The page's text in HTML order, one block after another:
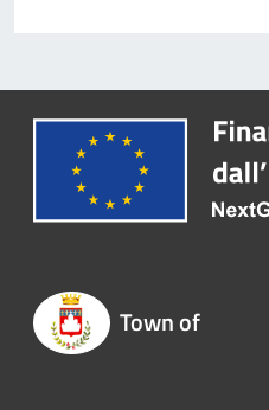
Town of